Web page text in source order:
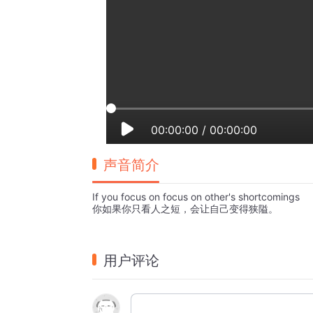
00:00:00 / 00:00:00
声音简介
If you focus on focus on other's shortcomings
你如果你只看人之短，会让自己变得狭隘。
用户评论